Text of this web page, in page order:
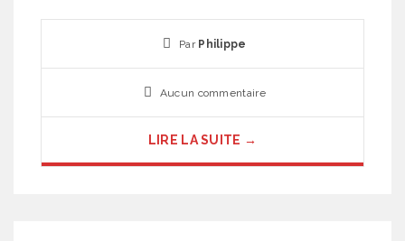
Par Philippe
Aucun commentaire
LIRE LA SUITE →